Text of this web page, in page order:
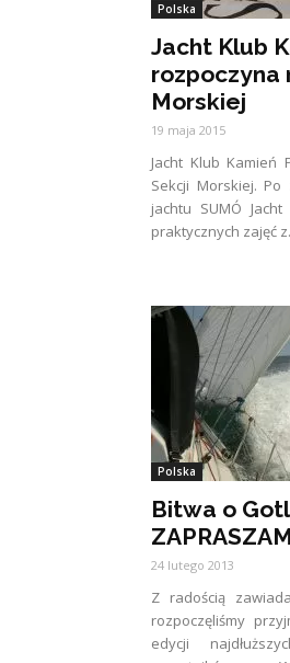
Polska
Jacht Klub
rozpoczyna
Morskiej
19 maja 2015
Jacht Klub Kamień
Sekcji Morskiej.
jachtu SUMÓ
praktycznych zajęć
Polska
Bitwa o
24 lutego 2013
Z radością
rozpoczęliśmy
edycji